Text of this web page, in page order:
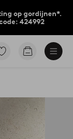
op gordijnen*.
424992
Ga
Go